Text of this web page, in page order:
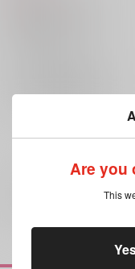
全年齢
Are you
This